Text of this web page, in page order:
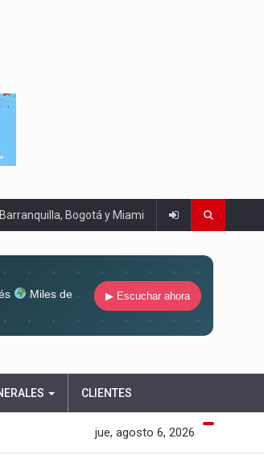
Barranquilla, Bogotá y Miami
Miles de
▶ Escuchar ahora
CLIENTES
jue, agosto 6, 2026